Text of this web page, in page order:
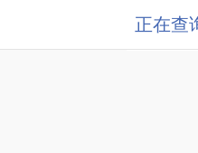
正在查